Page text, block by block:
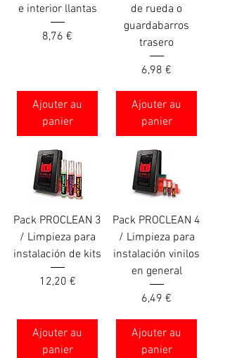
e interior llantas
Prix
8,76 €
Ajouter au
panier
de rueda o
guardabarros
trasero
Prix
6,98 €
Ajouter au
panier
Pack PROCLEAN 3
/ Limpieza para
instalación de kits
Prix
12,20 €
Ajouter au
panier
Pack PROCLEAN 4
/ Limpieza para
instalación vinilos
en general
Prix
6,49 €
Ajouter au
panier